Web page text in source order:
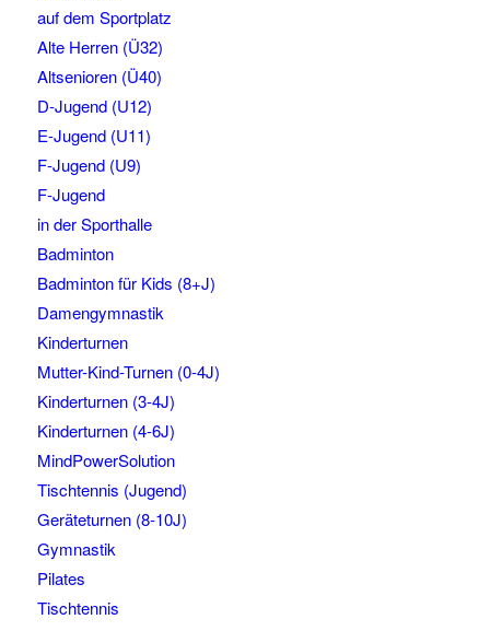
auf dem Sportplatz
Alte Herren (Ü32)
Altsenioren (Ü40)
D-Jugend (U12)
E-Jugend (U11)
F-Jugend (U9)
F-Jugend
in der Sporthalle
Badminton
Badminton für Kids (8+J)
Damengymnastik
Kinderturnen
Mutter-Kind-Turnen (0-4J)
Kinderturnen (3-4J)
Kinderturnen (4-6J)
MindPowerSolution
Tischtennis (Jugend)
Geräteturnen (8-10J)
Gymnastik
Pilates
Tischtennis